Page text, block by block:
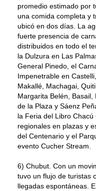
promedio estimado por
una comida completa y
ubicó en dos días. La
fuerte presencia de
distribuidos en todo el
la Dulzura en Las
General Pinedo, el
Impenetrable en
Makallé, Machagai,
Margarita Belén,
de la Plaza y Sáenz
la Feria del Libro
regionales en plazas y
del Centenario y el
evento Cucher Stream.
6) Chubut. Con un
tuvo un flujo de turistas
llegadas espontáneas.